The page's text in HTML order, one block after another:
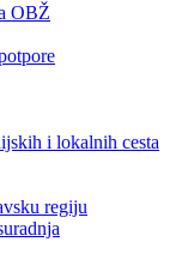
OBŽ
i lokalnih cesta
regiju